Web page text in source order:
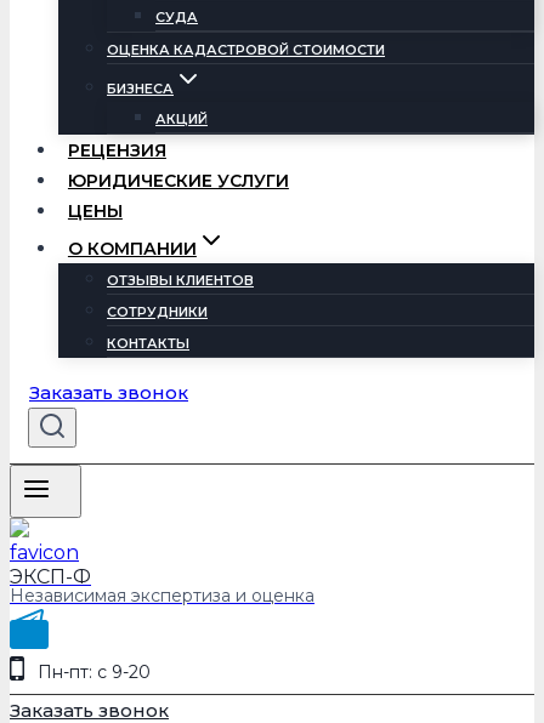
СУДА
ОЦЕНКА КАДАСТРОВОЙ СТОИМОСТИ
БИЗНЕСА
АКЦИЙ
РЕЦЕНЗИЯ
ЮРИДИЧЕСКИЕ УСЛУГИ
ЦЕНЫ
О КОМПАНИИ
ОТЗЫВЫ КЛИЕНТОВ
СОТРУДНИКИ
КОНТАКТЫ
Заказать звонок
ЭКСП-Ф
Независимая экспертиза и оценка
Пн-пт: с 9-20
Заказать звонок